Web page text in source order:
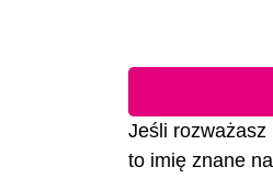
Jeśli rozważasz
to imię znane